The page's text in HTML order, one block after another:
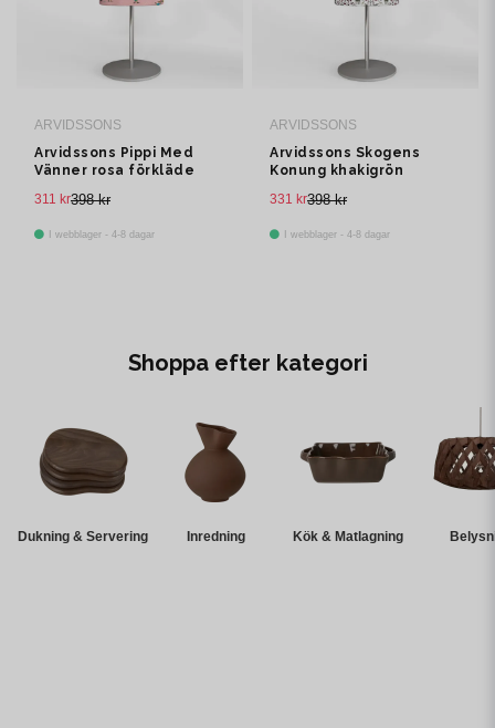
ARVIDSSONS
Arvidssons Pippi Med
Vänner rosa förkläde
398 kr
311 kr
I webblager - 4-8 dagar
ARVIDSSONS
Arvidssons Skogens
Konung khakigrön
398 kr
331 kr
I webblager - 4-8 dagar
Shoppa efter kategori
Dukning & Servering Inredning Kök & Matlagning